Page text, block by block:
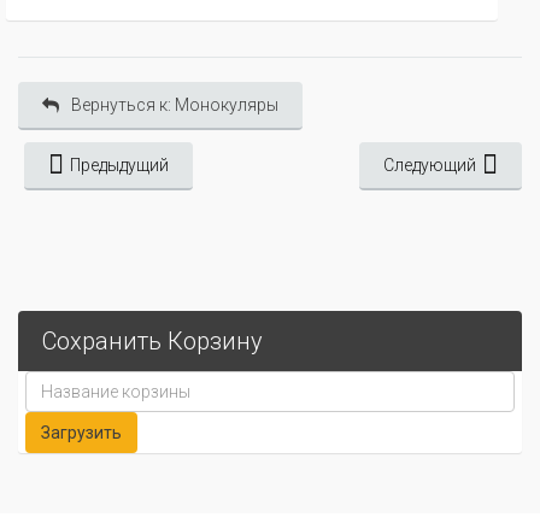
Вернуться к: Монокуляры
Предыдущий Следующий
Сохранить Корзину